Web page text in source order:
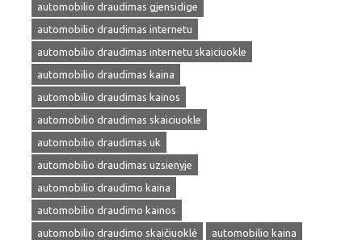
automobilio draudimas gjensidige
automobilio draudimas internetu
automobilio draudimas internetu skaiciuokle
automobilio draudimas kaina
automobilio draudimas kainos
automobilio draudimas skaiciuokle
automobilio draudimas uk
automobilio draudimas uzsienyje
automobilio draudimo kaina
automobilio draudimo kainos
automobilio draudimo skaičiuoklė
automobilio kaina